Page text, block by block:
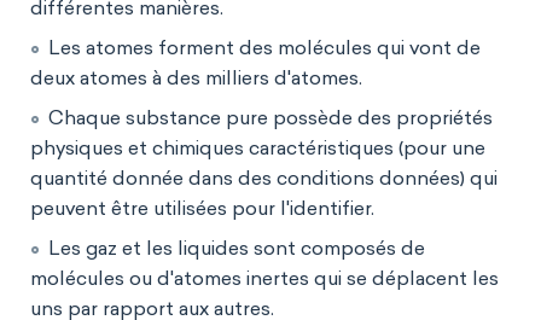
différentes manières.
Les atomes forment des molécules qui vont de
deux atomes à des milliers d'atomes.
Chaque substance pure possède des propriétés
physiques et chimiques caractéristiques (pour une
quantité donnée dans des conditions données) qui
peuvent être utilisées pour l'identifier.
Les gaz et les liquides sont composés de
molécules ou d'atomes inertes qui se déplacent les
uns par rapport aux autres.